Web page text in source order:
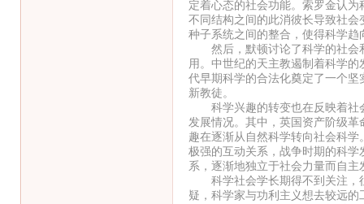
定着心态的社会功能。索罗金认为
不同结构之间的此消彼长导致社
种子系统之间的整合，使得科学趋
然后，默顿讨论了科学的社会
用。中世纪的天主教遏制着科学
代早期科学的合法化奠定了一个
新教徒。
科学兴趣的转变也在反映着社
发展情况。其中，英国资产阶级
趣在逐渐从自然科学转向社会科
极强的互动关系，战争时期的科
系，逐渐地独立于社会力量而自
科学社会学长期得不到关注，
疑，科学家与功利主义想去较远